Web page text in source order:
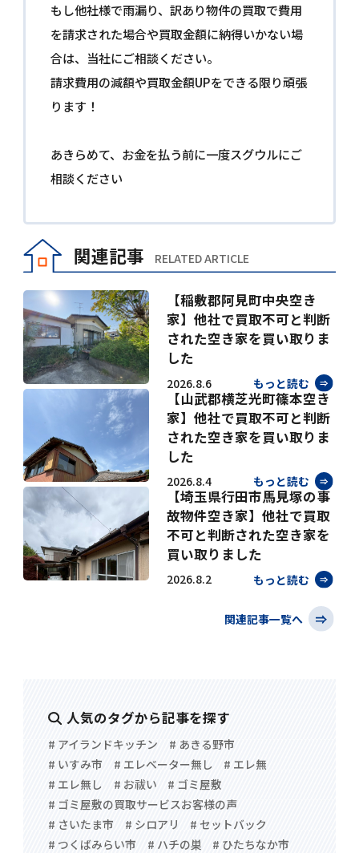
もし他社様で雨漏り、訳あり物件の買取で費用
を請求された場合や買取金額に納得いかない場
合は、当社にご相談ください。
請求費用の減額や買取金額UPをできる限り頑張
ります！
あきらめて、お金を払う前に一度スグウルにご
相談ください
関連記事 RELATED ARTICLE
【稲敷郡阿見町中央空き
家】他社で買取不可と判断
された空き家を買い取りま
した
2026.8.6 もっと読む
【山武郡横芝光町篠本空き
家】他社で買取不可と判断
された空き家を買い取りま
した
2026.8.4 もっと読む
【埼玉県行田市馬見塚の事
故物件空き家】他社で買取
不可と判断された空き家を
買い取りました
2026.8.2 もっと読む
関連記事一覧へ
人気のタグから記事を探す
# アイランドキッチン
# あきる野市
# いすみ市
# エレベーター無し
# エレ無
# エレ無し
# お祓い
# ゴミ屋敷
# ゴミ屋敷の買取サービスお客様の声
# さいたま市
# シロアリ
# セットバック
# つくばみらい市
# ハチの巣
# ひたちなか市